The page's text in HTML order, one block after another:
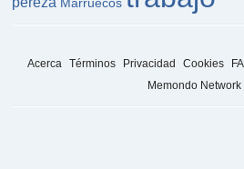
Acerca Términos Privacidad Cookies
Memondo